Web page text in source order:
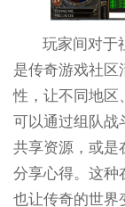
玩家间对于
是传奇游戏社区
性，让不同地区
可以通过组队战
共享资源，或是
分享心得。这种
也让传奇的世界